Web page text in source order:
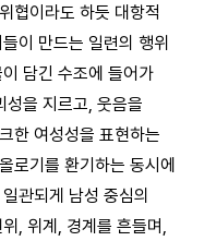
협이라도 하듯 대항적
이 만드는 일련의 행위
담긴 수조에 들어가
성을 지르고, 웃음을
한 여성성을 표현하는
로기를 환기하는 동시에
관되게 남성 중심의
, 위계, 경계를 흔들며,